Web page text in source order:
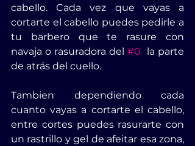
cabello. Cada vez que vayas a
cortarte el cabello puedes pedirle a
tu barbero que te rasure con
navaja o rasuradora del #0 la parte
de atrás del cuello.
Tambien dependiendo cada
cuanto vayas a cortarte el cabello,
entre cortes puedes rasurarte con
un rastrillo y gel de afeitar esa zona,